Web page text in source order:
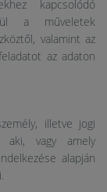
kapcsolódó
a műveletek
valamint az
az adaton
illetve jogi
aki, vagy amely
alapján